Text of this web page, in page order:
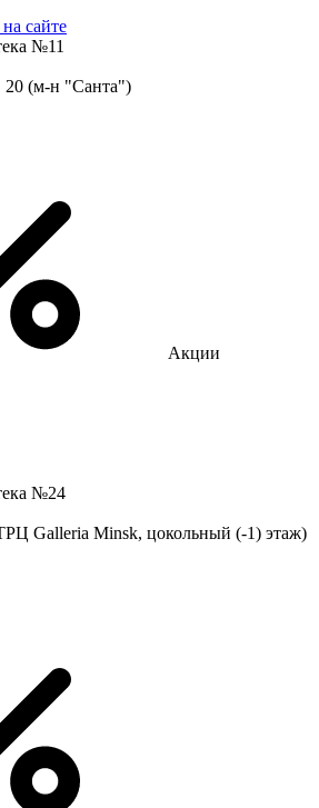
сайте
№11
20 (м-н "Санта")
Акции
№24
Galleria Minsk, цокольный (-1) этаж)